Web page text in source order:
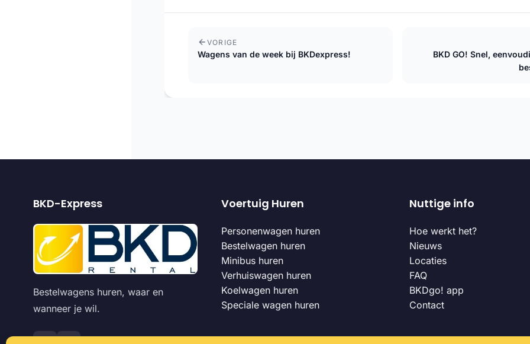
VORIGE
Wagens van de week bij BKDexpress!
BKD GO! Snel,
BKD-Express
Bestelwagens huren, waar en
wanneer je wil.
Voertuig Huren
Personenwagen huren
Bestelwagen huren
Minibus huren
Verhuiswagen huren
Koelwagen huren
Speciale wagen huren
Nuttige info
Hoe werkt het?
Nieuws
Locaties
FAQ
BKDgo! app
Contact